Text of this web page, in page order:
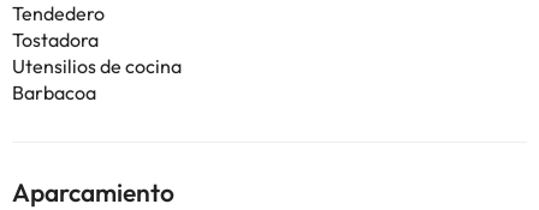
Tendedero
Tostadora
Utensilios de cocina
Barbacoa
Aparcamiento